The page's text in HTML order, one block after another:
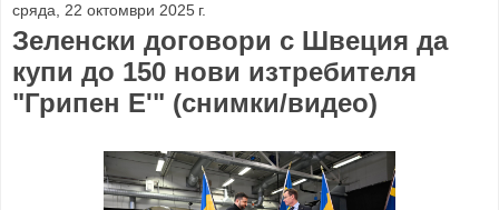
сряда, 22 октомври 2025 г.
Зеленски договори с Швеция да
купи до 150 нови изтребителя
"Грипен Е'" (снимки/видео)